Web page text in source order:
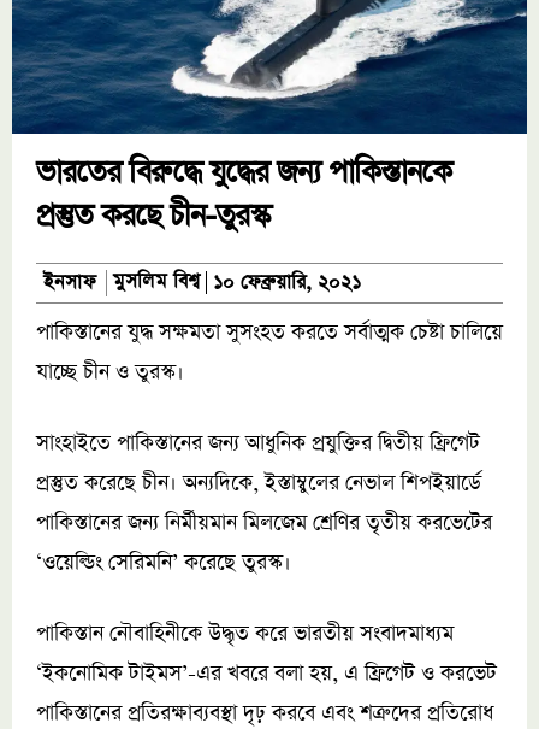
ভারতের বিরুদ্ধে যুদ্ধের জন্য পাকিস্তানকে
প্রস্তুত করছে চীন-তুরস্ক
ইনসাফ মুসলিম বিশ্ব ১০ ফেব্রুয়ারি, ২০২১
পাকিস্তানের যুদ্ধ সক্ষমতা সুসংহত করতে সর্বাত্মক চেষ্টা চালিয়ে
যাচ্ছে চীন ও তুরস্ক।
সাংহাইতে পাকিস্তানের জন্য আধুনিক প্রযুক্তির দ্বিতীয় ফ্রিগেট
প্রস্তুত করেছে চীন। অন্যদিকে, ইস্তাম্বুলের নেভাল শিপইয়ার্ডে
পাকিস্তানের জন্য নির্মীয়মান মিলজেম শ্রেণির তৃতীয় করভেটের
‘ওয়েল্ডিং সেরিমনি’ করেছে তুরস্ক।
পাকিস্তান নৌবাহিনীকে উদ্ধৃত করে ভারতীয় সংবাদমাধ্যম
‘ইকনোমিক টাইমস’-এর খবরে বলা হয়, এ ফ্রিগেট ও করভেট
পাকিস্তানের প্রতিরক্ষাব্যবস্থা দৃঢ় করবে এবং শত্রুদের প্রতিরোধ